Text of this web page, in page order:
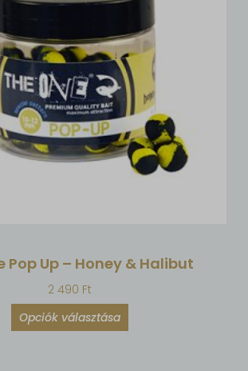
Pop Up – Honey & Halibut
2 490 Ft
Opciók választása